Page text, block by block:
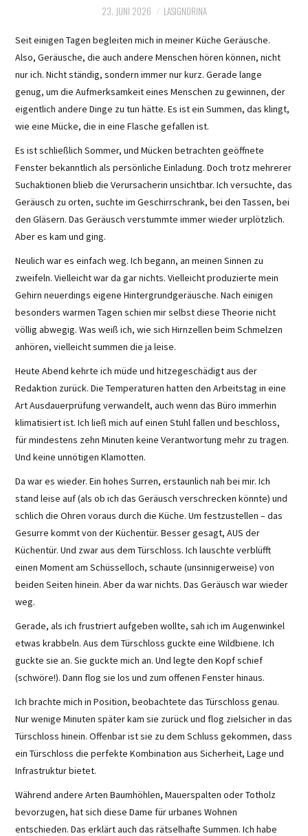
23. JUNI 2026 LASIGNORINA
Seit einigen Tagen begleiten mich in meiner Küche Geräusche.
Also, Geräusche, die auch andere Menschen hören können, nicht
nur ich. Nicht ständig, sondern immer nur kurz. Gerade lange
genug, um die Aufmerksamkeit eines Menschen zu gewinnen, der
eigentlich andere Dinge zu tun hätte. Es ist ein Summen, das klingt,
wie eine Mücke, die in eine Flasche gefallen ist.
Es ist schließlich Sommer, und Mücken betrachten geöffnete
Fenster bekanntlich als persönliche Einladung. Doch trotz mehrerer
Suchaktionen blieb die Verursacherin unsichtbar. Ich versuchte, das
Geräusch zu orten, suchte im Geschirrschrank, bei den Tassen, bei
den Gläsern. Das Geräusch verstummte immer wieder urplötzlich.
Aber es kam und ging.
Neulich war es einfach weg. Ich begann, an meinen Sinnen zu
zweifeln. Vielleicht war da gar nichts. Vielleicht produzierte mein
Gehirn neuerdings eigene Hintergrundgeräusche. Nach einigen
besonders warmen Tagen schien mir selbst diese Theorie nicht
völlig abwegig. Was weiß ich, wie sich Hirnzellen beim Schmelzen
anhören, vielleicht summen die ja leise.
Heute Abend kehrte ich müde und hitzegeschädigt aus der
Redaktion zurück. Die Temperaturen hatten den Arbeitstag in eine
Art Ausdauerprüfung verwandelt, auch wenn das Büro immerhin
klimatisiert ist. Ich ließ mich auf einen Stuhl fallen und beschloss,
für mindestens zehn Minuten keine Verantwortung mehr zu tragen.
Und keine unnötigen Klamotten.
Da war es wieder. Ein hohes Surren, erstaunlich nah bei mir. Ich
stand leise auf (als ob ich das Geräusch verschrecken könnte) und
schlich die Ohren voraus durch die Küche. Um festzustellen – das
Gesurre kommt von der Küchentür. Besser gesagt, AUS der
Küchentür. Und zwar aus dem Türschloss. Ich lauschte verblüfft
einen Moment am Schüsselloch, schaute (unsinnigerweise) von
beiden Seiten hinein. Aber da war nichts. Das Geräusch war wieder
weg.
Gerade, als ich frustriert aufgeben wollte, sah ich im Augenwinkel
etwas krabbeln. Aus dem Türschloss guckte eine Wildbiene. Ich
guckte sie an. Sie guckte mich an. Und legte den Kopf schief
(schwöre!). Dann flog sie los und zum offenen Fenster hinaus.
Ich brachte mich in Position, beobachtete das Türschloss genau.
Nur wenige Minuten später kam sie zurück und flog zielsicher in das
Türschloss hinein. Offenbar ist sie zu dem Schluss gekommen, dass
ein Türschloss die perfekte Kombination aus Sicherheit, Lage und
Infrastruktur bietet.
Während andere Arten Baumhöhlen, Mauerspalten oder Totholz
bevorzugen, hat sich diese Dame für urbanes Wohnen
entschieden. Das erklärt auch das rätselhafte Summen. Ich habe